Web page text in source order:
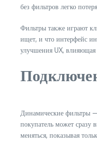
без фильтров легко
Фильтры также играют
ищет, и что интерфейс
улучшения UX,
Динамические фильтры
покупатель может сразу
меняться, показывая